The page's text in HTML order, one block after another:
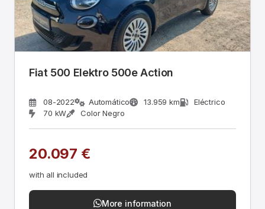
Fiat 500 Elektro 500e Action
08-2022 Automático 13.959 km
Eléctrico
70 kW
Color Negro
20.097 €
with all included
More information